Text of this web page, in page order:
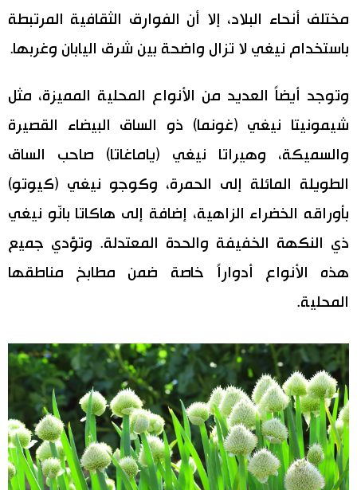
مختلف أنحاء البلاد، إلا أن الفوارق الثقافية المرتبطة
باستخدام نيغي لا تزال واضحة بين شرق اليابان وغربها.
وتوجد أيضاً العديد من الأنواع المحلية المميزة، مثل
شيمونيتا نيغي (غونما) ذو الساق البيضاء القصيرة
والسميكة، وهيراتا نيغي (ياماغاتا) صاحب الساق
الطويلة المائلة إلى الحمرة، وكوجو نيغي (كيوتو)
بأوراقه الخضراء الزاهية، إضافة إلى هاكاتا بانّو نيغي
ذي النكهة الخفيفة والحدة المعتدلة. وتؤدي جميع
هذه الأنواع أدواراً خاصة ضمن مطابخ مناطقها
المحلية.